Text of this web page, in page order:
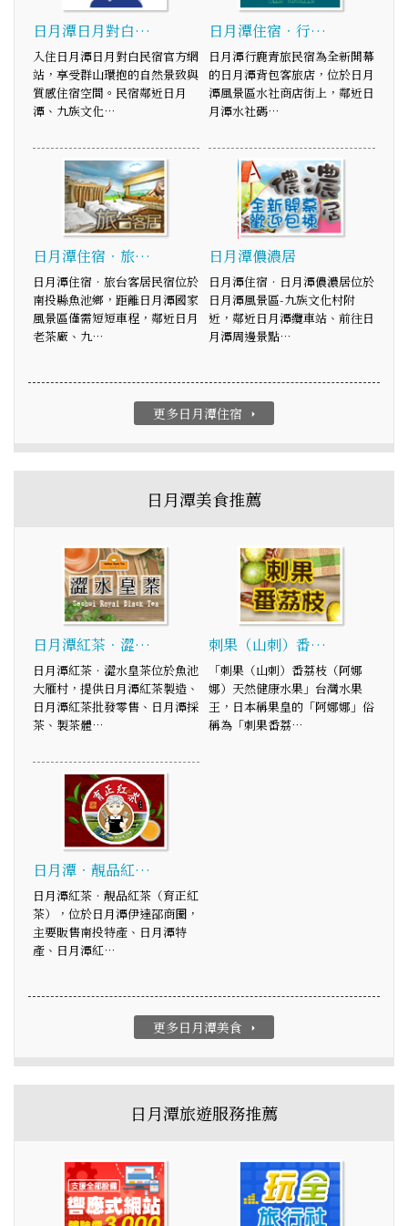
日月潭日月對白…
入住日月潭日月對白民宿官方網
站，享受群山環抱的自然景致與
質感住宿空間。民宿鄰近日月
潭、九族文化…
日月潭住宿‧行…
日月潭行鹿青旅民宿為全新開幕
的日月潭背包客旅店，位於日月
潭風景區水社商店街上，鄰近日
月潭水社碼…
日月潭住宿‧旅…
日月潭住宿‧旅台客居民宿位於
南投縣魚池鄉，距離日月潭國家
風景區僅需短短車程，鄰近日月
老茶廠、九…
日月潭儂濃居
日月潭住宿‧日月潭儂濃居位於
日月潭風景區-九族文化村附
近，鄰近日月潭纜車站、前往日
月潭周邊景點…
更多日月潭住宿 arrow_right
日月潭美食推薦
日月潭紅茶．澀…
日月潭紅茶．澀水皇茶位於魚池
大雁村，提供日月潭紅茶製造、
日月潭紅茶批發零售、日月潭採
茶、製茶體…
刺果（山刺）番…
「刺果（山刺）番荔枝（阿娜
娜）天然健康水果」台灣水果
王，日本稱果皇的「阿娜娜」俗
稱為「刺果番荔…
日月潭‧靚品紅…
日月潭紅茶‧靚品紅茶（育正紅
茶），位於日月潭伊達邵商圈，
主要販售南投特產、日月潭特
產、日月潭紅…
更多日月潭美食 arrow_right
日月潭旅遊服務推薦